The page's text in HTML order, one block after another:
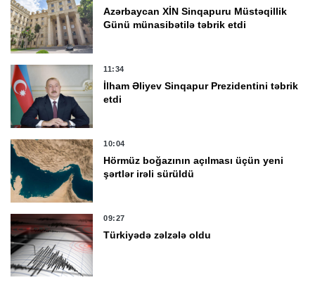
Azərbaycan XİN Sinqapuru Müstəqillik
Günü münasibətilə təbrik etdi
11:34
İlham Əliyev Sinqapur Prezidentini təbrik
etdi
10:04
Hörmüz boğazının açılması üçün yeni
şərtlər irəli sürüldü
09:27
Türkiyədə zəlzələ oldu